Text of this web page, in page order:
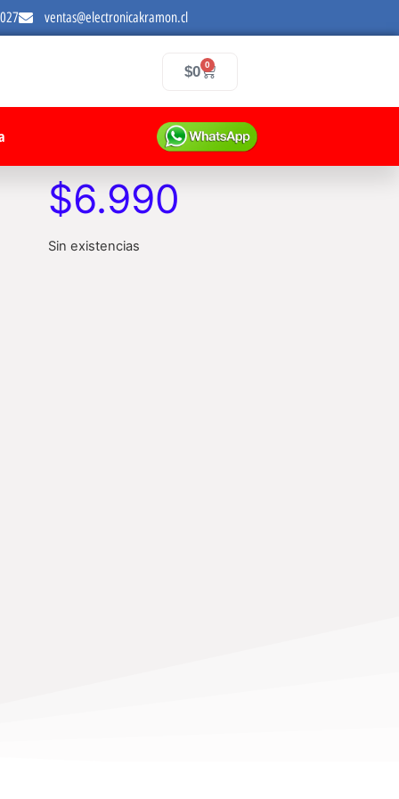
ventas@electronicakramon.cl
$0 0
$6.990
Sin existencias